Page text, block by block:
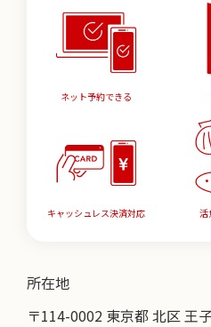
ネット予約できる
キャッシュレス決済対応 活
所在地
〒114-0002 東京都 北区 王